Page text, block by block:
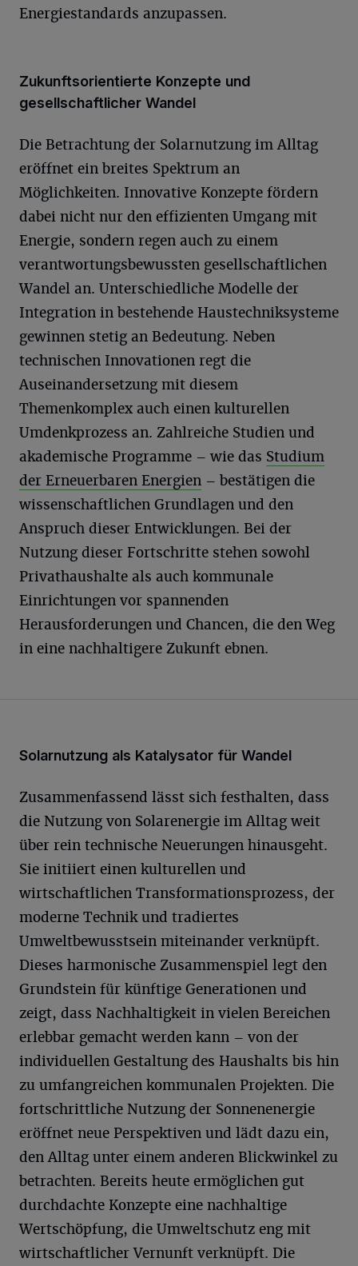
Energiestandards anzupassen.
Zukunftsorientierte Konzepte und
gesellschaftlicher Wandel
Die Betrachtung der Solarnutzung im Alltag
eröffnet ein breites Spektrum an
Möglichkeiten. Innovative Konzepte fördern
dabei nicht nur den effizienten Umgang mit
Energie, sondern regen auch zu einem
verantwortungsbewussten gesellschaftlichen
Wandel an. Unterschiedliche Modelle der
Integration in bestehende Haustechniksysteme
gewinnen stetig an Bedeutung. Neben
technischen Innovationen regt die
Auseinandersetzung mit diesem
Themenkomplex auch einen kulturellen
Umdenkprozess an. Zahlreiche Studien und
akademische Programme – wie das Studium
der Erneuerbaren Energien – bestätigen die
wissenschaftlichen Grundlagen und den
Anspruch dieser Entwicklungen. Bei der
Nutzung dieser Fortschritte stehen sowohl
Privathaushalte als auch kommunale
Einrichtungen vor spannenden
Herausforderungen und Chancen, die den Weg
in eine nachhaltigere Zukunft ebnen.
Solarnutzung als Katalysator für Wandel
Zusammenfassend lässt sich festhalten, dass
die Nutzung von Solarenergie im Alltag weit
über rein technische Neuerungen hinausgeht.
Sie initiiert einen kulturellen und
wirtschaftlichen Transformationsprozess, der
moderne Technik und tradiertes
Umweltbewusstsein miteinander verknüpft.
Dieses harmonische Zusammenspiel legt den
Grundstein für künftige Generationen und
zeigt, dass Nachhaltigkeit in vielen Bereichen
erlebbar gemacht werden kann – von der
individuellen Gestaltung des Haushalts bis hin
zu umfangreichen kommunalen Projekten. Die
fortschrittliche Nutzung der Sonnenenergie
eröffnet neue Perspektiven und lädt dazu ein,
den Alltag unter einem anderen Blickwinkel zu
betrachten. Bereits heute ermöglichen gut
durchdachte Konzepte eine nachhaltige
Wertschöpfung, die Umweltschutz eng mit
wirtschaftlicher Vernunft verknüpft. Die